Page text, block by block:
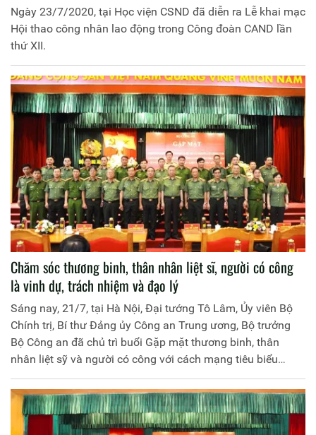
Ngày 23/7/2020, tại Học viện CSND đã diễn ra Lễ khai mạc
Hội thao công nhân lao động trong Công đoàn CAND lần
thứ XII.
Chăm sóc thương binh, thân nhân liệt sĩ, người có công
là vinh dự, trách nhiệm và đạo lý
Sáng nay, 21/7, tại Hà Nội, Đại tướng Tô Lâm, Ủy viên Bộ
Chính trị, Bí thư Đảng ủy Công an Trung ương, Bộ trưởng
Bộ Công an đã chủ trì buổi Gặp mặt thương binh, thân
nhân liệt sỹ và người có công với cách mạng tiêu biểu
trong CAND nhân kỷ niệm 73 năm Ngày Thương binh - Liệt
sỹ (27/7/1947 - 27/7/2020) và hướng tới kỷ niệm 75 năm
Ngày truyền thống CAND, 15 năm Ngày hội toàn dân bảo
vệ an ninh Tổ quốc.